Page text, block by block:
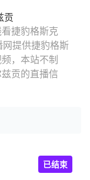
贡
捷豹格斯克
提供捷豹格斯
，本站不制
贡的直播信
已结束